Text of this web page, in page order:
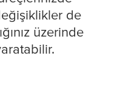
de
üzerinde